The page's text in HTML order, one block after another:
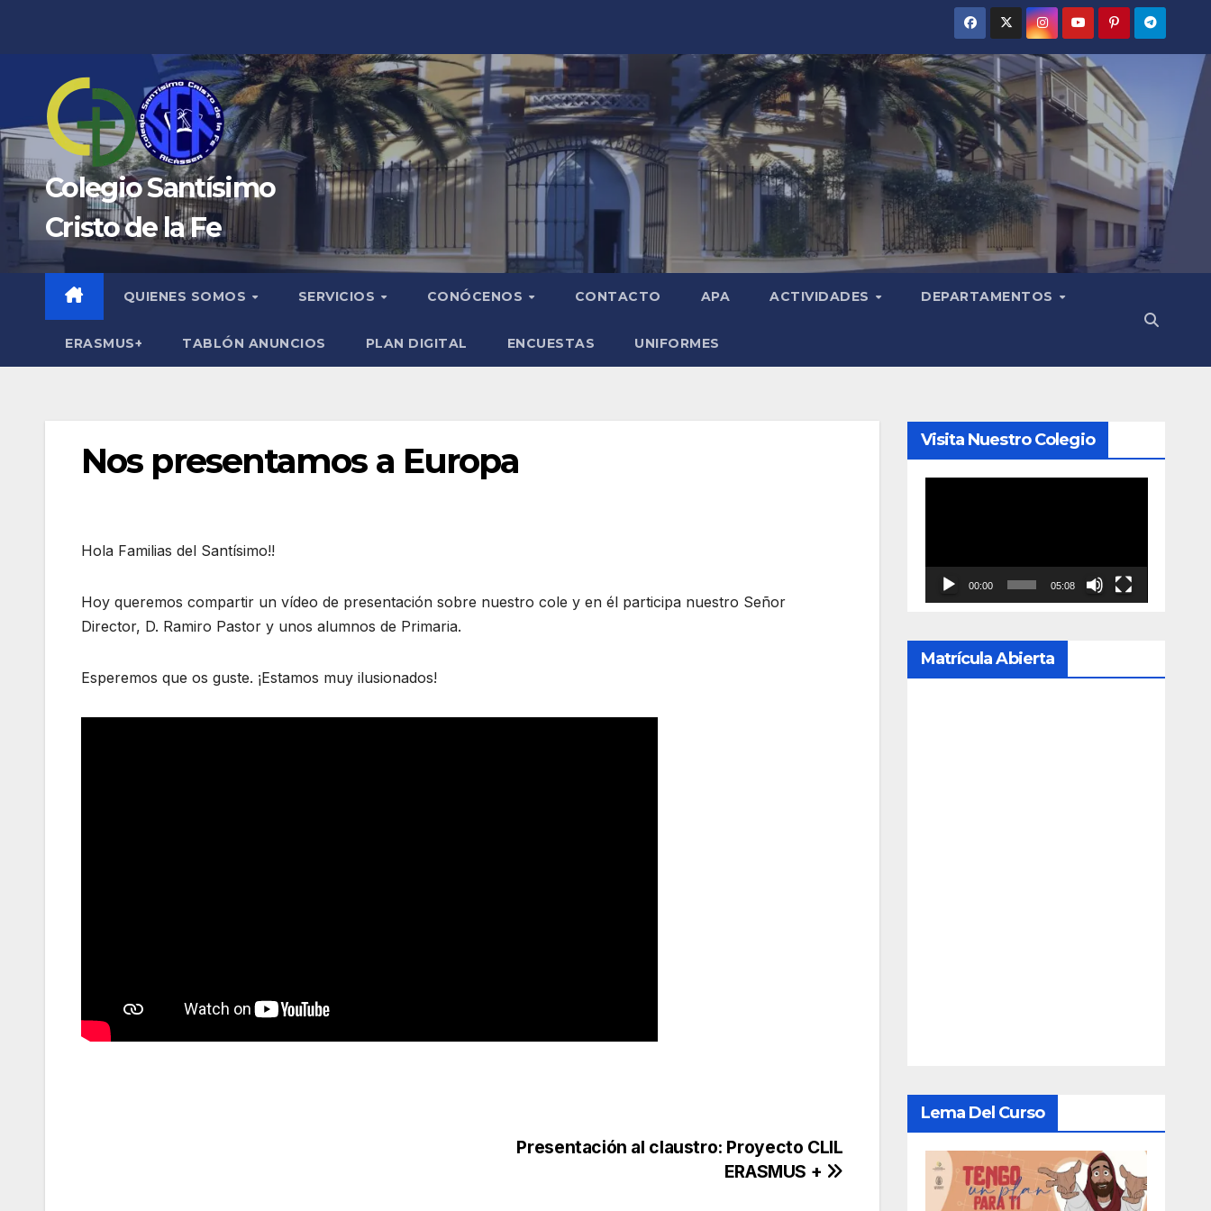
Colegio Santísimo
Cristo de la Fe
QUIENES SOMOS SERVICIOS CONÓCENOS CONTACTO APA ACTIVIDADES DEPARTAMENTOS
ERASMUS+ TABLÓN ANUNCIOS PLAN DIGITAL ENCUESTAS UNIFORMES
Nos presentamos a Europa
Hola Familias del Santísimo!!
Hoy queremos compartir un vídeo de presentación sobre nuestro cole y en él participa nuestro Señor
Director, D. Ramiro Pastor y unos alumnos de Primaria.
Esperemos que os guste. ¡Estamos muy ilusionados!
Presentación al claustro: Proyecto CLIL
ERASMUS +
Visita Nuestro Colegio
00:00 05:08
Matrícula Abierta
Lema Del Curso